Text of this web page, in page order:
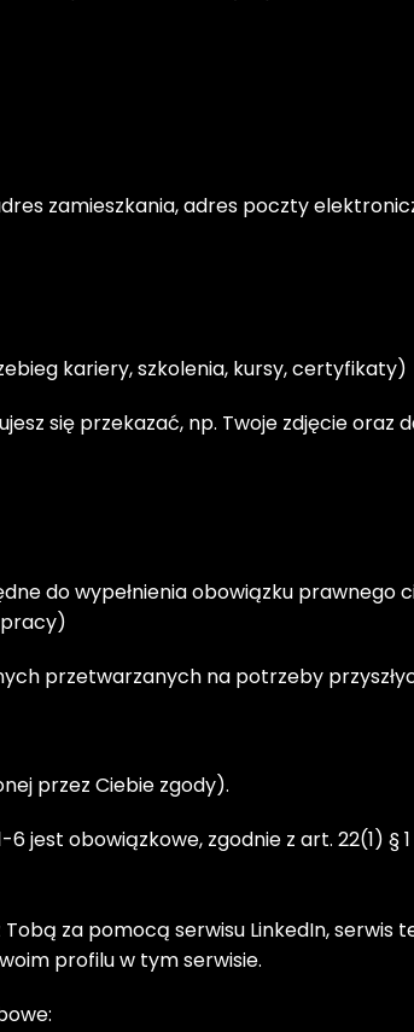
zamieszkania, adres poczty
kariery, szkolenia, kursy, certyfikaty)
się przekazać, np. Twoje zdjęcie oraz
do wypełnienia obowiązku
pracy)
przetwarzanych na potrzeby
przez Ciebie zgody).
jest obowiązkowe, zgodnie z art. 22(1) §
za pomocą serwisu LinkedIn, serwis
profilu w tym serwisie.